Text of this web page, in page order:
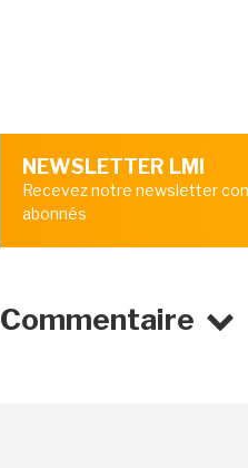
NEWSLETTER LMI
Recevez notre newsletter
abonnés
Commentaire